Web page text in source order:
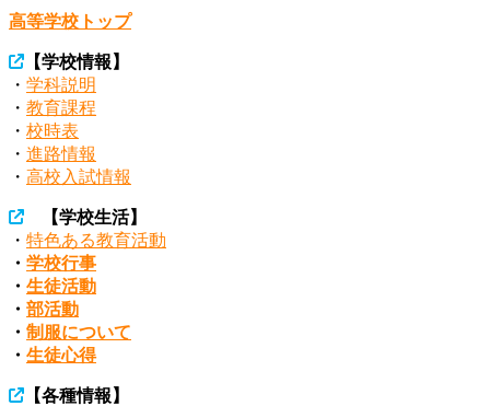
高等学校トップ
【学校情報】
・ 学科説明
・ 教育課程
・ 校時表
・ 進路情報
・ 高校入試情報
【学校生活】
・ 特色ある教育活動
・ 学校行事
・ 生徒活動
・ 部活動
・ 制服について
・ 生徒心得
【各種情報】